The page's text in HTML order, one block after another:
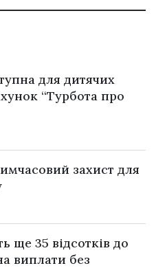
для дитячих
“Турбота про
захист для
ще 35 відсотків до
виплати без